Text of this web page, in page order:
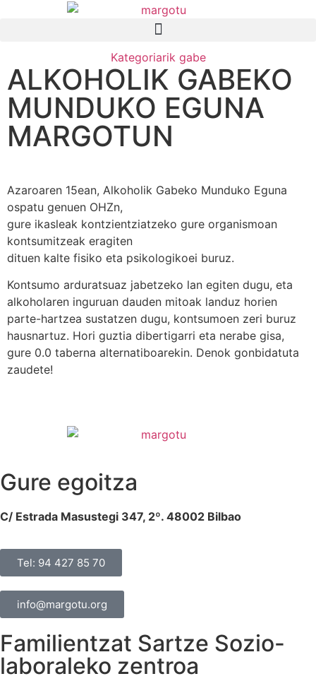
Kategoriarik gabe
ALKOHOLIK GABEKO
MUNDUKO EGUNA
MARGOTUN
Azaroaren 15ean, Alkoholik Gabeko Munduko Eguna
ospatu genuen OHZn,
gure ikasleak kontzientziatzeko gure organismoan
kontsumitzeak eragiten
dituen kalte fisiko eta psikologikoei buruz.
Kontsumo arduratsuaz jabetzeko lan egiten dugu, eta
alkoholaren inguruan dauden mitoak landuz horien
parte-hartzea sustatzen dugu, kontsumoen zeri buruz
hausnartuz. Hori guztia dibertigarri eta nerabe gisa,
gure 0.0 taberna alternatiboarekin. Denok gonbidatuta
zaudete!
Gure egoitza
C/ Estrada Masustegi 347, 2º. 48002 Bilbao
Tel: 94 427 85 70
info@margotu.org
Familientzat Sartze Sozio-
laboraleko zentroa